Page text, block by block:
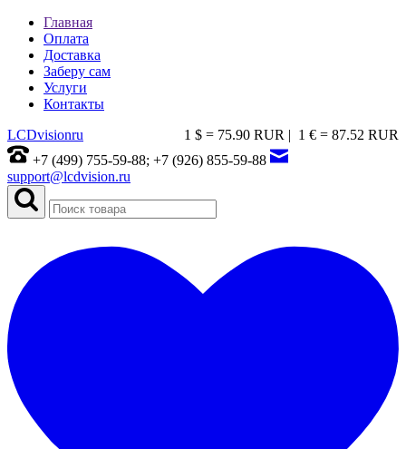
Главная
Оплата
Доставка
Заберу сам
Услуги
Контакты
1 € = 87.52 RUR
1 $ = 75.90 RUR |
LCDvisionru
+7 (499) 755-59-88; +7 (926) 855-59-88
support@lcdvision.ru